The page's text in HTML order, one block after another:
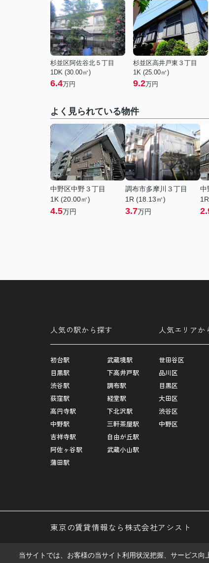
杉並区阿佐谷北５丁目
1DK (30.00㎡)
6.4万円
杉並区高井戸東３丁目
1K (25.00㎡)
9.2万円
よく見られている物件
中野区中野３丁目
1K (20.00㎡)
4.5万円
調布市多摩川３丁目
1R (18.13㎡)
3.7万円
中
人気の駅から探す
初台駅
目黒駅
渋谷駅
荻窪駅
高円寺駅
中野駅
吉祥寺駅
阿佐ヶ谷駅
蒲田駅
武蔵境駅
下高井戸駅
調布駅
経堂駅
下北沢駅
三軒茶屋駅
自由が丘駅
武蔵小山駅
人気エリアか
世田谷区
品川区
目黒区
大田区
渋谷区
中野区
東京の賃貸情報なら株式会社アシスト
当サイトでは、お客様の当サイト利用状況把握、サービス